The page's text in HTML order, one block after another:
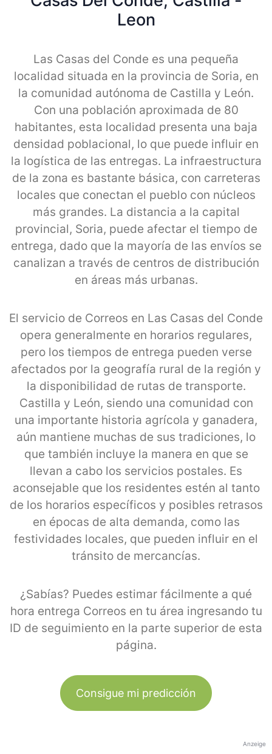
Leon
Las Casas del Conde es una pequeña
localidad situada en la provincia de Soria, en
la comunidad autónoma de Castilla y León.
Con una población aproximada de 80
habitantes, esta localidad presenta una baja
densidad poblacional, lo que puede influir en
la logística de las entregas. La infraestructura
de la zona es bastante básica, con carreteras
locales que conectan el pueblo con núcleos
más grandes. La distancia a la capital
provincial, Soria, puede afectar el tiempo de
entrega, dado que la mayoría de las envíos se
canalizan a través de centros de distribución
en áreas más urbanas.
El servicio de Correos en Las Casas del Conde
opera generalmente en horarios regulares,
pero los tiempos de entrega pueden verse
afectados por la geografía rural de la región y
la disponibilidad de rutas de transporte.
Castilla y León, siendo una comunidad con
una importante historia agrícola y ganadera,
aún mantiene muchas de sus tradiciones, lo
que también incluye la manera en que se
llevan a cabo los servicios postales. Es
aconsejable que los residentes estén al tanto
de los horarios específicos y posibles retrasos
en épocas de alta demanda, como las
festividades locales, que pueden influir en el
tránsito de mercancías.
¿Sabías? Puedes estimar fácilmente a qué
hora entrega Correos en tu área ingresando tu
ID de seguimiento en la parte superior de esta
página.
Consigue mi predicción
Anzeige